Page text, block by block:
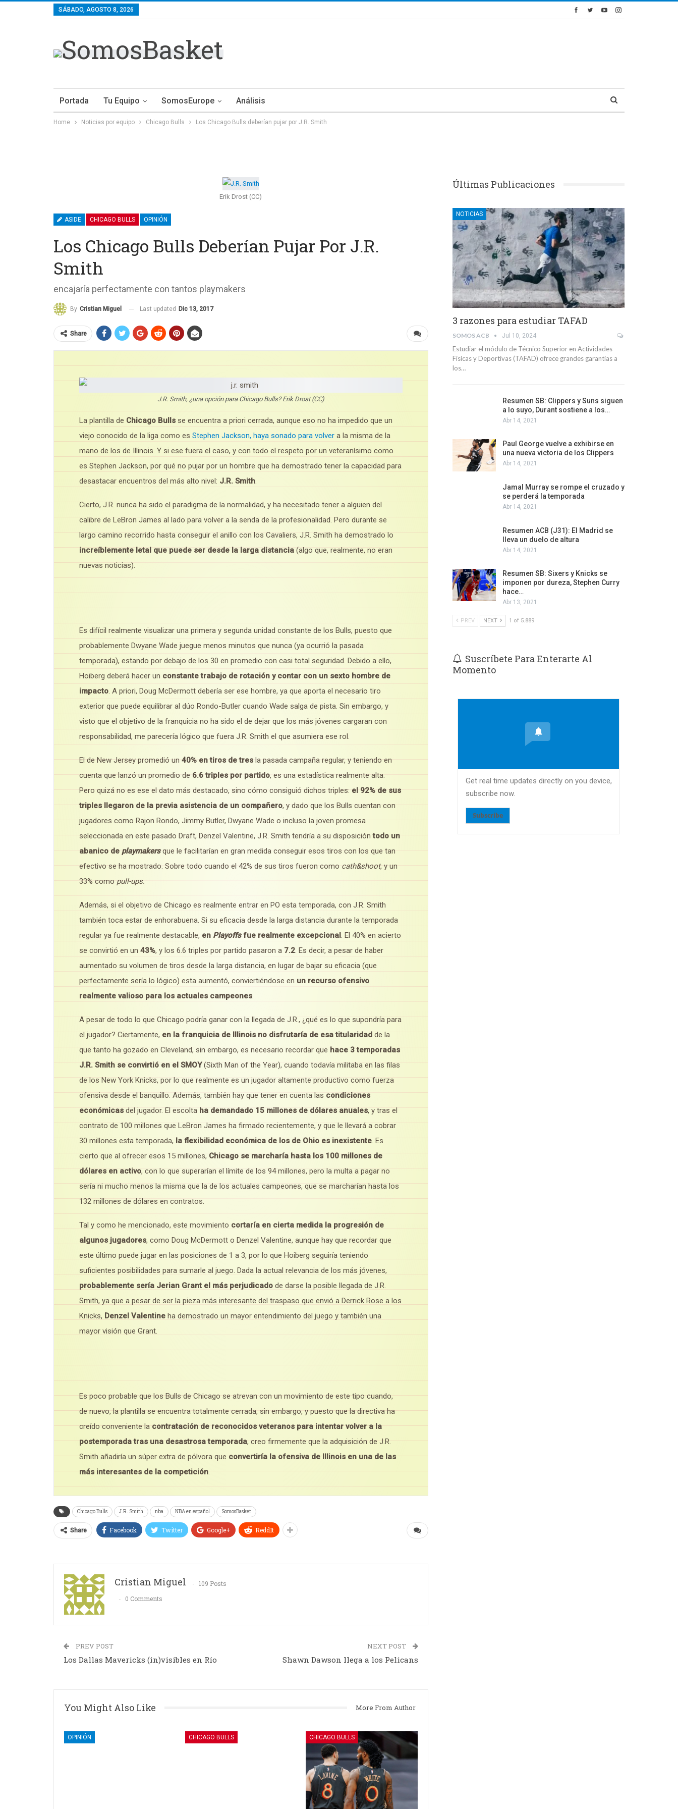
SÁBADO, AGOSTO 8, 2026
Portada Tu Equipo SomosEurope Análisis
Home Noticias por equipo Chicago Bulls Los Chicago Bulls deberían pujar por J.R. Smith
Erik Drost (CC)
ASIDE CHICAGO BULLS OPINIÓN
Los Chicago Bulls Deberían Pujar Por J.R.
Smith
encajaría perfectamente con tantos playmakers
By Cristian Miguel Last updated Dic 13, 2017
Share
J.R. Smith, ¿una opción para Chicago Bulls? Erik Drost (CC)
La plantilla de Chicago Bulls se encuentra a priori cerrada, aunque eso no ha impedido que un
viejo conocido de la liga como es Stephen Jackson, haya sonado para volver a la misma de la
mano de los de Illinois. Y si ese fuera el caso, y con todo el respeto por un veteranísimo como
es Stephen Jackson, por qué no pujar por un hombre que ha demostrado tener la capacidad para
desastacar encuentros del más alto nivel: J.R. Smith.
Cierto, J.R. nunca ha sido el paradigma de la normalidad, y ha necesitado tener a alguien del
calibre de LeBron James al lado para volver a la senda de la profesionalidad. Pero durante se
largo camino recorrido hasta conseguir el anillo con los Cavaliers, J.R. Smith ha demostrado lo
increíblemente letal que puede ser desde la larga distancia (algo que, realmente, no eran
nuevas noticias).
Es difícil realmente visualizar una primera y segunda unidad constante de los Bulls, puesto que
probablemente Dwyane Wade juegue menos minutos que nunca (ya ocurrió la pasada
temporada), estando por debajo de los 30 en promedio con casi total seguridad. Debido a ello,
Hoiberg deberá hacer un constante trabajo de rotación y contar con un sexto hombre de
impacto. A priori, Doug McDermott debería ser ese hombre, ya que aporta el necesario tiro
exterior que puede equilibrar al dúo Rondo-Butler cuando Wade salga de pista. Sin embargo, y
visto que el objetivo de la franquicia no ha sido el de dejar que los más jóvenes cargaran con
responsabilidad, me parecería lógico que fuera J.R. Smith el que asumiera ese rol.
El de New Jersey promedió un 40% en tiros de tres la pasada campaña regular, y teniendo en
cuenta que lanzó un promedio de 6.6 triples por partido, es una estadística realmente alta.
Pero quizá no es ese el dato más destacado, sino cómo consiguió dichos triples: el 92% de sus
triples llegaron de la previa asistencia de un compañero, y dado que los Bulls cuentan con
jugadores como Rajon Rondo, Jimmy Butler, Dwyane Wade o incluso la joven promesa
seleccionada en este pasado Draft, Denzel Valentine, J.R. Smith tendría a su disposicióntodo un
abanico de playmakersque le facilitarían en gran medida conseguir esos tiros con los que tan
efectivo se ha mostrado. Sobre todo cuando el 42% de sus tiros fueron como cath&shoot, y un
33% como pull-ups.
Además, si el objetivo de Chicago es realmente entrar en PO esta temporada, con J.R. Smith
también toca estar de enhorabuena. Si su eficacia desde la larga distancia durante la temporada
regular ya fue realmente destacable, en Playoffsfue realmente excepcional . El 40% en acierto
se convirtió en un 43%, y los 6.6 triples por partido pasaron a 7.2. Es decir, a pesar de haber
aumentado su volumen de tiros desde la larga distancia, en lugar de bajar su eficacia (que
perfectamente sería lo lógico) esta aumentó, conviertiéndose en un recurso ofensivo
realmente valioso para los actuales campeones.
A pesar de todo lo que Chicago podría ganar con la llegada de J.R., ¿qué es lo que supondría para
el jugador? Ciertamente, en la franquicia de Illinois no disfrutaría de esa titularidad de la
que tanto ha gozado en Cleveland, sin embargo, es necesario recordar que hace 3 temporadas
J.R. Smith se convirtió en el SMOY(Sixth Man of the Year), cuando todavía militaba en las filas
de los New York Knicks, por lo que realmente es un jugador altamente productivo como fuerza
ofensiva desde el banquillo. Además, también hay que tener en cuenta las condiciones
económicas del jugador. El escolta ha demandado 15 millones de dólares anuales, y tras el
contrato de 100 millones que LeBron James ha firmado recientemente, y que le llevará a cobrar
30 millones esta temporada, la flexibilidad económica de los de Ohio es inexistente. Es
cierto que al ofrecer esos 15 millones, Chicago se marcharía hasta los 100 millones de
dólares en activo, con lo que superarían el límite de los 94 millones, pero la multa a pagar no
sería ni mucho menos la misma que la de los actuales campeones, que se marcharían hasta los
132 millones de dólares en contratos.
Tal y como he mencionado, este movimiento cortaría en cierta medida la progresión de
algunos jugadores, como Doug McDermott o Denzel Valentine, aunque hay que recordar que
este último puede jugar en las posiciones de 1 a 3, por lo que Hoiberg seguiría teniendo
suficientes posibilidades para sumarle al juego. Dada la actual relevancia de los más jóvenes,
probablemente sería Jerian Grant el más perjudicado de darse la posible llegada de J.R.
Smith, ya que a pesar de ser la pieza más interesante del traspaso que envió a Derrick Rose a los
Knicks, Denzel Valentine ha demostrado un mayor entendimiento del juego y también una
mayor visión que Grant.
Es poco probable que los Bulls de Chicago se atrevan con un movimiento de este tipo cuando,
de nuevo, la plantilla se encuentra totalmente cerrada, sin embargo, y puesto que la directiva ha
creído conveniente la contratación de reconocidos veteranos para intentar volver a la
postemporada tras una desastrosa temporada, creo firmemente que la adquisición de J.R.
Smith añadiría un súper extra de pólvora que convertiría la ofensiva de Illinois en una de las
más interesantes de la competición.
Chicago Bulls J.R. Smith nba NBA en español SomosBasket
Share Facebook Twitter Google+ ReddIt
Cristian Miguel
109 Posts
0 Comments
PREV POST
Los Dallas Mavericks (in)visibles en Río
NEXT POST
Shawn Dawson llega a los Pelicans
You Might Also Like More From Author
OPINIÓN CHICAGO BULLS CHICAGO BULLS
Últimas Publicaciones
NOTICIAS
3 razones para estudiar TAFAD
SOMOS ACB Jul 10, 2024
Estudiar el módulo de Técnico Superior en Actividades
Físicas y Deportivas (TAFAD) ofrece grandes garantías a
los…
Resumen SB: Clippers y Suns siguen
a lo suyo, Durant sostiene a los…
Abr 14, 2021
Paul George vuelve a exhibirse en
una nueva victoria de los Clippers
Abr 14, 2021
Jamal Murray se rompe el cruzado y
se perderá la temporada
Abr 14, 2021
Resumen ACB (J31): El Madrid se
lleva un duelo de altura
Abr 14, 2021
Resumen SB: Sixers y Knicks se
imponen por dureza, Stephen Curry
hace…
Abr 13, 2021
PREV NEXT 1 of 5.889
Suscríbete Para Enterarte Al
Momento
Get real time updates directly on you device,
subscribe now.
Subscribe